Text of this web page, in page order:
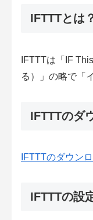
IFTTTとは
IFTTTは「IF
る）」の略で「
IFTTTのダ
IFTTTのダウン
IFTTTの設